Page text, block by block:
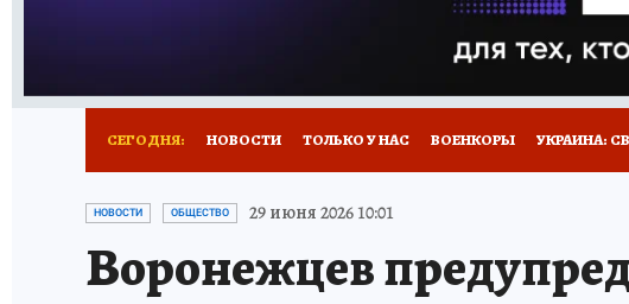
СЕГОДНЯ: НОВОСТИ ТОЛЬКО У НАС ВОЕНКОРЫ УКРАИНА:
ПРОИСШЕСТВИЯ АФИША
НОВОСТИ ОБЩЕСТВО 29 июня 2026 10:01
Воронежцев